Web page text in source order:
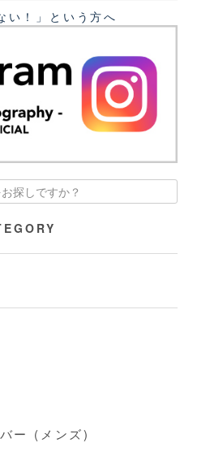
い！」という⽅へ
ー (メンズ)